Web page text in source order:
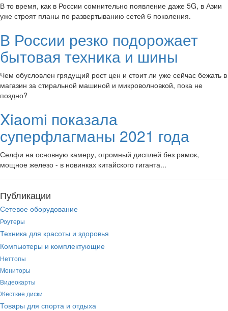
В то время, как в России сомнительно появление даже 5G, в Азии
уже строят планы по развертыванию сетей 6 поколения.
В России резко подорожает
бытовая техника и шины
Чем обусловлен грядущий рост цен и стоит ли уже сейчас бежать в
магазин за стиральной машиной и микроволновкой, пока не
поздно?
Xiaomi показала
суперфлагманы 2021 года
Селфи на основную камеру, огромный дисплей без рамок,
мощное железо - в новинках китайского гиганта...
Публикации
Сетевое оборудование
Роутеры
Техника для красоты и здоровья
Компьютеры и комплектующие
Неттопы
Мониторы
Видеокарты
Жесткие диски
Товары для спорта и отдыха